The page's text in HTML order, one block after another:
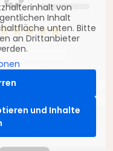
von
Inhalt
unten. Bitte
an Drittanbieter
und Inhalte